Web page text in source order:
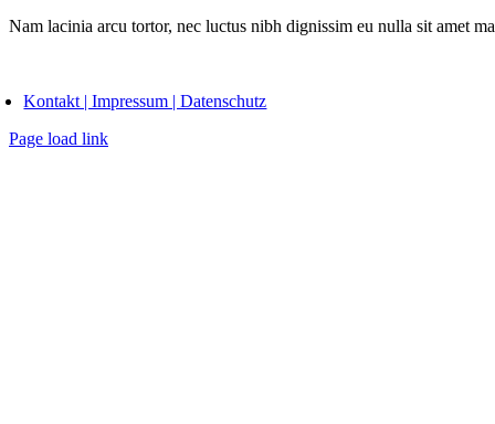
Nam lacinia arcu tortor, nec luctus nibh dignissim eu nulla sit amet
Kontakt | Impressum | Datenschutz
Page load link